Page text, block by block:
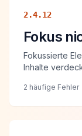
2.4.12
Fokus
Fokussierte
Inhalte
2 häufige Fehler